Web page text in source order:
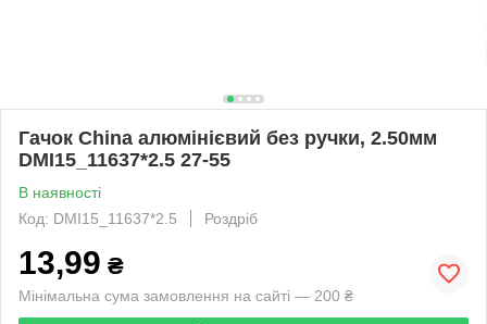
Гачок China алюмінієвий без ручки, 2.50мм
DMI15_11637*2.5 27-55
В наявності
Код: DMI15_11637*2.5
Роздріб
13,99 ₴
Мінімальна сума замовлення на сайті — 200 ₴